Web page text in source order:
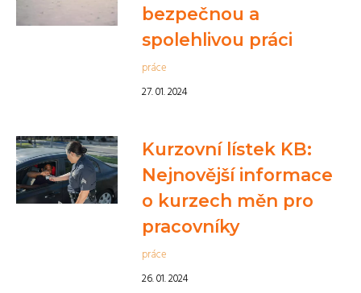
bezpečnou a
spolehlivou práci
práce
27. 01. 2024
Kurzovní lístek KB:
Nejnovější informace
o kurzech měn pro
pracovníky
práce
26. 01. 2024